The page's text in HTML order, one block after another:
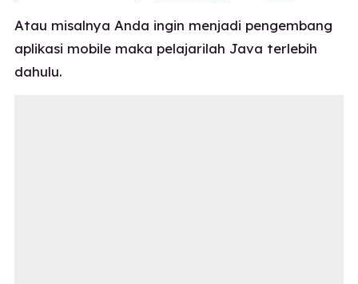
Atau misalnya Anda ingin menjadi pengembang
aplikasi mobile maka pelajarilah Java terlebih
dahulu.